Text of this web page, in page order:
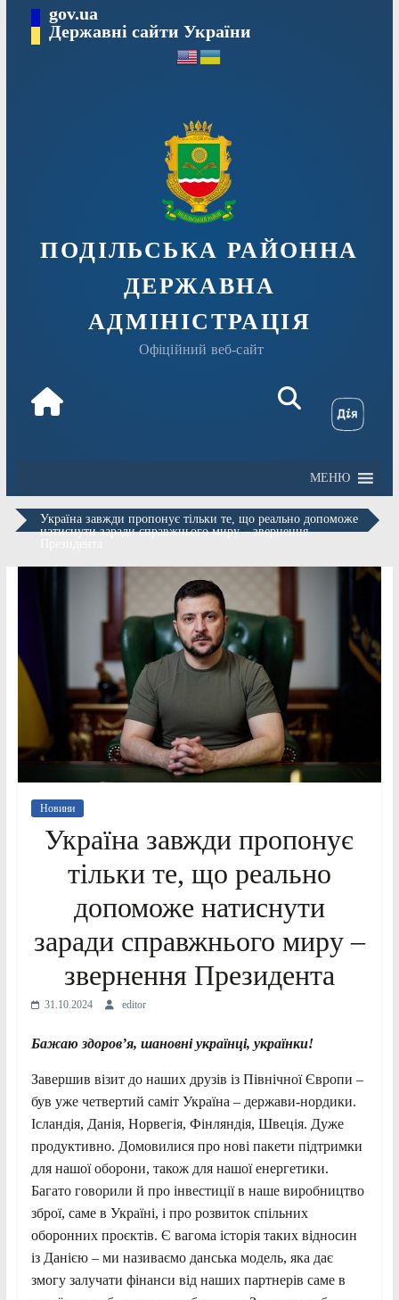
Перейтиgov.ua
Державні сайти України
ПОДІЛЬСЬКА РАЙОННА
ДЕРЖАВНА
АДМІНІСТРАЦІЯ
Офіційний веб-сайт
МЕНЮ
Україна завжди пропонує тільки те, що реально допоможе
натиснути заради справжнього миру – звернення
Новини
Україна завжди пропонує
тільки те, що реально
допоможе натиснути
заради справжнього миру –
звернення Президента
31.10.2024 editor
Бажаю здоров’я, шановні українці, українки!
Завершив візит до наших друзів із Північної Європи –
був уже четвертий саміт Україна – держави-нордики.
Ісландія, Данія, Норвегія, Фінляндія, Швеція. Дуже
продуктивно. Домовилися про нові пакети підтримки
для нашої оборони, також для нашої енергетики.
Багато говорили й про інвестиції в наше виробництво
зброї, саме в Україні, і про розвиток спільних
оборонних проєктів. Є вагома історія таких відносин
із Данією – ми називаємо данська модель, яка дає
змогу залучати фінанси від наших партнерів саме в